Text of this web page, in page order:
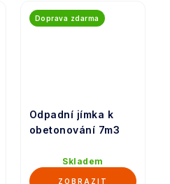
Odpadní jímka k
obetonování 7m3
Doprava zdarma
Skladem